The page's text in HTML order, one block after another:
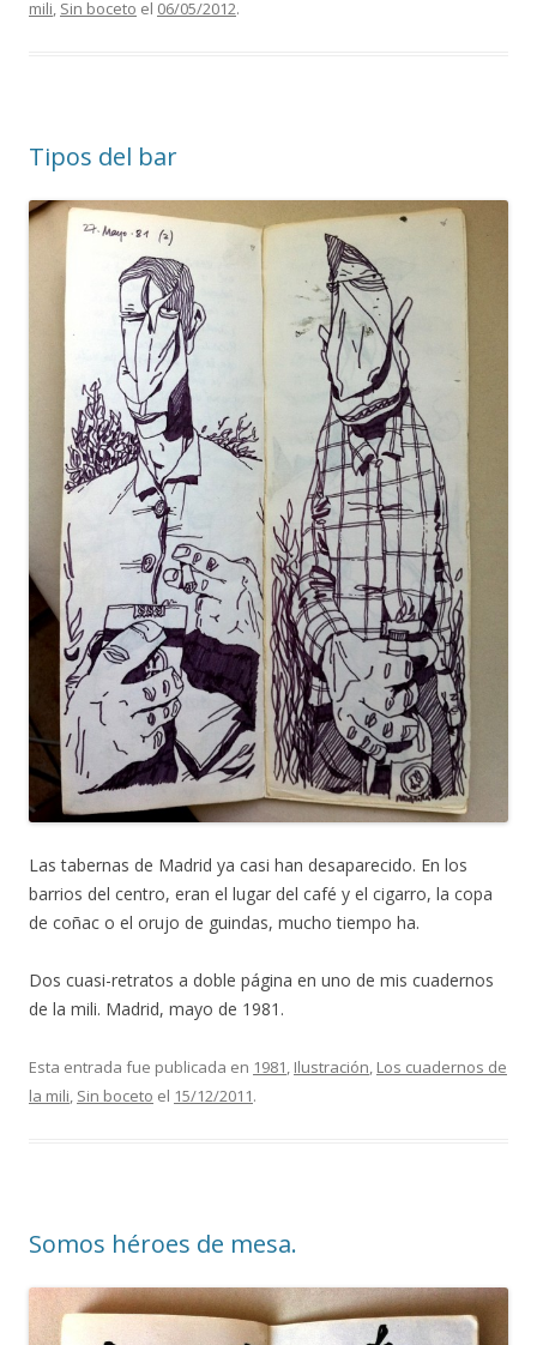
mili, Sin boceto el 06/05/2012.
Tipos del bar
Las tabernas de Madrid ya casi han desaparecido. En los
barrios del centro, eran el lugar del café y el cigarro, la copa
de coñac o el orujo de guindas, mucho tiempo ha.
Dos cuasi-retratos a doble página en uno de mis cuadernos
de la mili. Madrid, mayo de 1981.
Esta entrada fue publicada en 1981, Ilustración, Los cuadernos de
la mili, Sin boceto el 15/12/2011.
Somos héroes de mesa.